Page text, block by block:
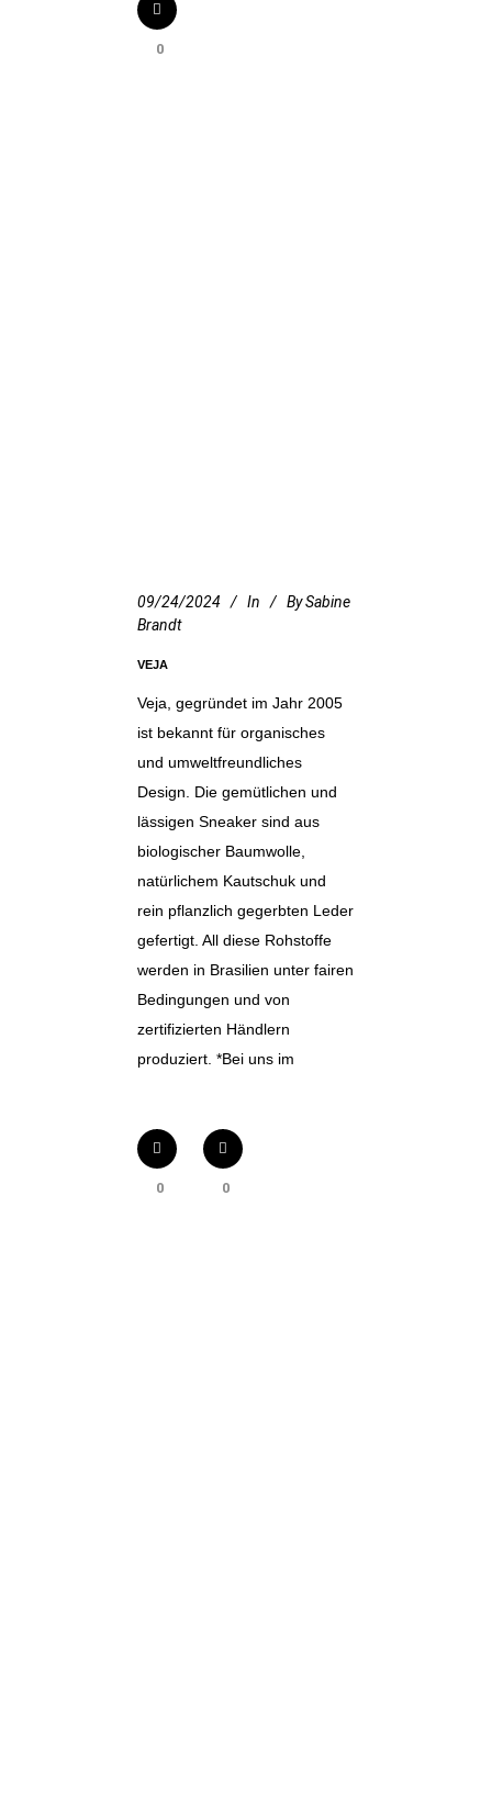
0
09/24/2024 In BySabine
Brandt
VEJA
Veja, gegründet im Jahr 2005
ist bekannt für organisches
und umweltfreundliches
Design. Die gemütlichen und
lässigen Sneaker sind aus
biologischer Baumwolle,
natürlichem Kautschuk und
rein pflanzlich gegerbten Leder
gefertigt. All diese Rohstoffe
werden in Brasilien unter fairen
Bedingungen und von
zertifizierten Händlern
produziert. *Bei uns im
0 0